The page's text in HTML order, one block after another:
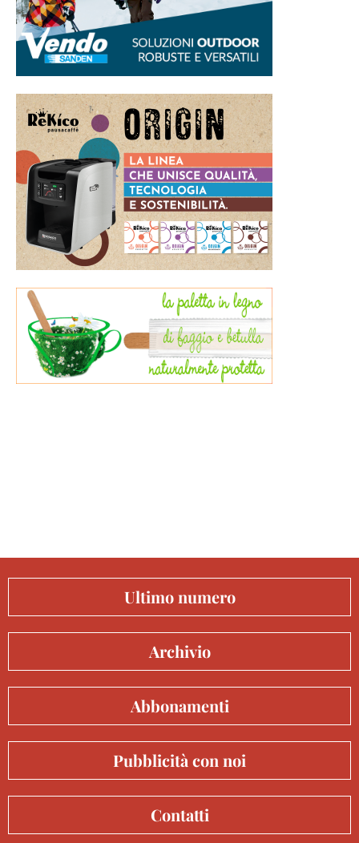
Ultimo numero
Archivio
Abbonamenti
Pubblicità con noi
Contatti